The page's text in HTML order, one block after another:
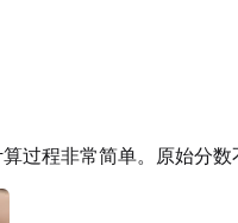
过程非常简单。原始分数